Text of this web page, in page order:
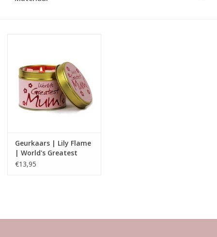
Huisparfums
Merken
Geurkaars | Lily Flame
| World's Greatest
Mum
€13,95